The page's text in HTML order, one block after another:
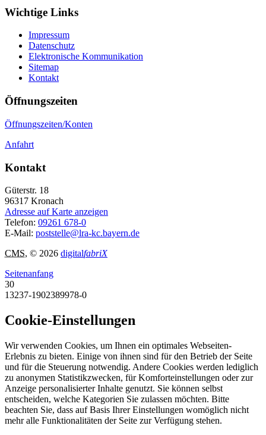
Wichtige Links
Impressum
Datenschutz
Elektronische Kommunikation
Sitemap
Kontakt
Öffnungszeiten
Öffnungszeiten/Konten
Anfahrt
Kontakt
Güterstr. 18
96317 Kronach
Adresse auf Karte anzeigen
Telefon: 09261 678-0
E-Mail: poststelle@lra-kc.bayern.de
CMS, © 2026 digitalfabriX
Seitenanfang
30
13237-1902389978-0
Cookie-Einstellungen
Wir verwenden Cookies, um Ihnen ein optimales Webseiten-
Erlebnis zu bieten. Einige von ihnen sind für den Betrieb der Seite
und für die Steuerung notwendig. Andere Cookies werden lediglich
zu anonymen Statistikzwecken, für Komforteinstellungen oder zur
Anzeige personalisierter Inhalte genutzt. Sie können selbst
entscheiden, welche Kategorien Sie zulassen möchten. Bitte
beachten Sie, dass auf Basis Ihrer Einstellungen womöglich nicht
mehr alle Funktionalitäten der Seite zur Verfügung stehen.